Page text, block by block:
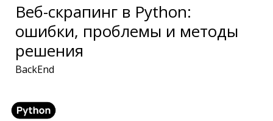
Веб-скрапинг в Python:
ошибки, проблемы и методы
решения
BackEnd